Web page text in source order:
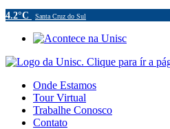
4.2°C Santa Cruz do Sul
Onde Estamos
Tour Virtual
Trabalhe Conosco
Contato